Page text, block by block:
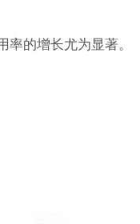
的增长尤为显著。